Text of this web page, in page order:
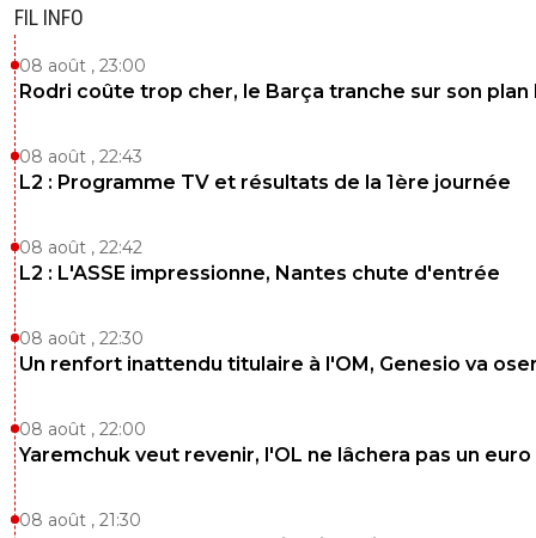
FIL INFO
08 août , 23:00
Rodri coûte trop cher, le Barça tranche sur son plan
08 août , 22:43
L2 : Programme TV et résultats de la 1ère journée
08 août , 22:42
L2 : L'ASSE impressionne, Nantes chute d'entrée
08 août , 22:30
Un renfort inattendu titulaire à l'OM, Genesio va
08 août , 22:00
Yaremchuk veut revenir, l'OL ne lâchera pas un euro
08 août , 21:30